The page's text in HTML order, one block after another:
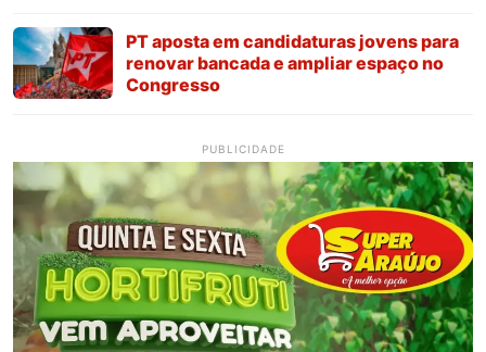
PT aposta em candidaturas jovens para
renovar bancada e ampliar espaço no
Congresso
PUBLICIDADE